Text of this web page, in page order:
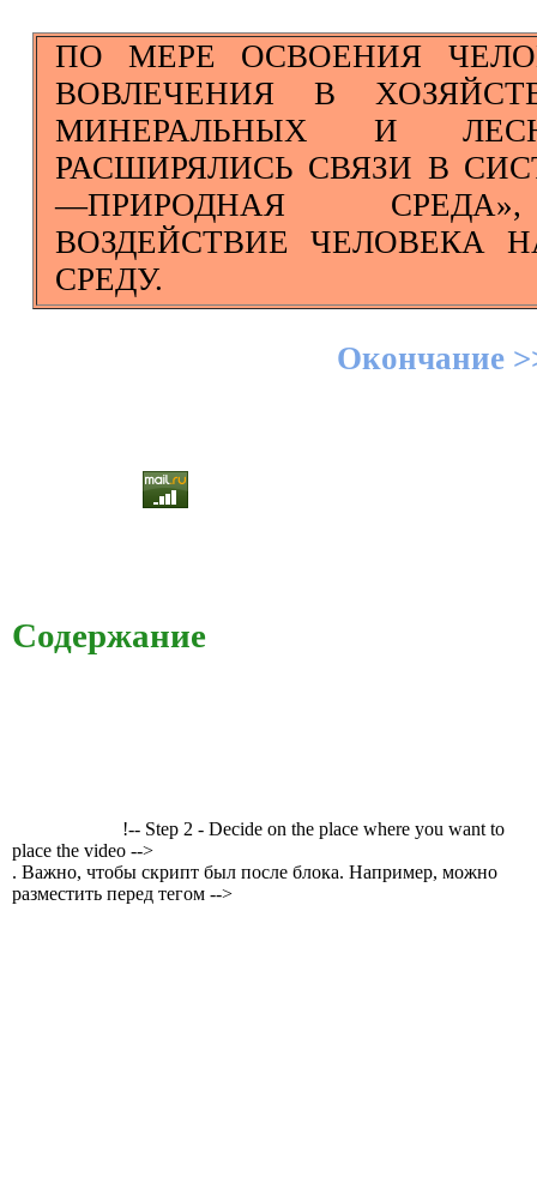
ПО МЕРЕ ОСВОЕНИЯ
ВОВЛЕЧЕНИЯ В
МИНЕРАЛЬНЫХ И
РАСШИРЯЛИСЬ СВЯЗИ В
—ПРИРОДНАЯ
ВОЗДЕЙСТВИЕ
СРЕДУ.
Окончание
Содержание
!-- Step 2 - Decide on the place where you want to
place the video -->
. Важно, чтобы скрипт был после блока. Например, можно
разместить перед тегом -->